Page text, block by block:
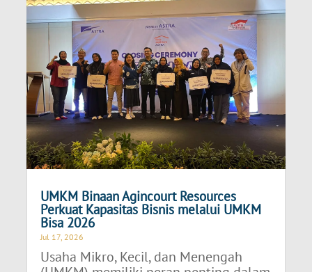
UMKM Binaan Agincourt Resources
Perkuat Kapasitas Bisnis melalui UMKM
Bisa 2026
Jul 17, 2026
Usaha Mikro, Kecil, dan Menengah